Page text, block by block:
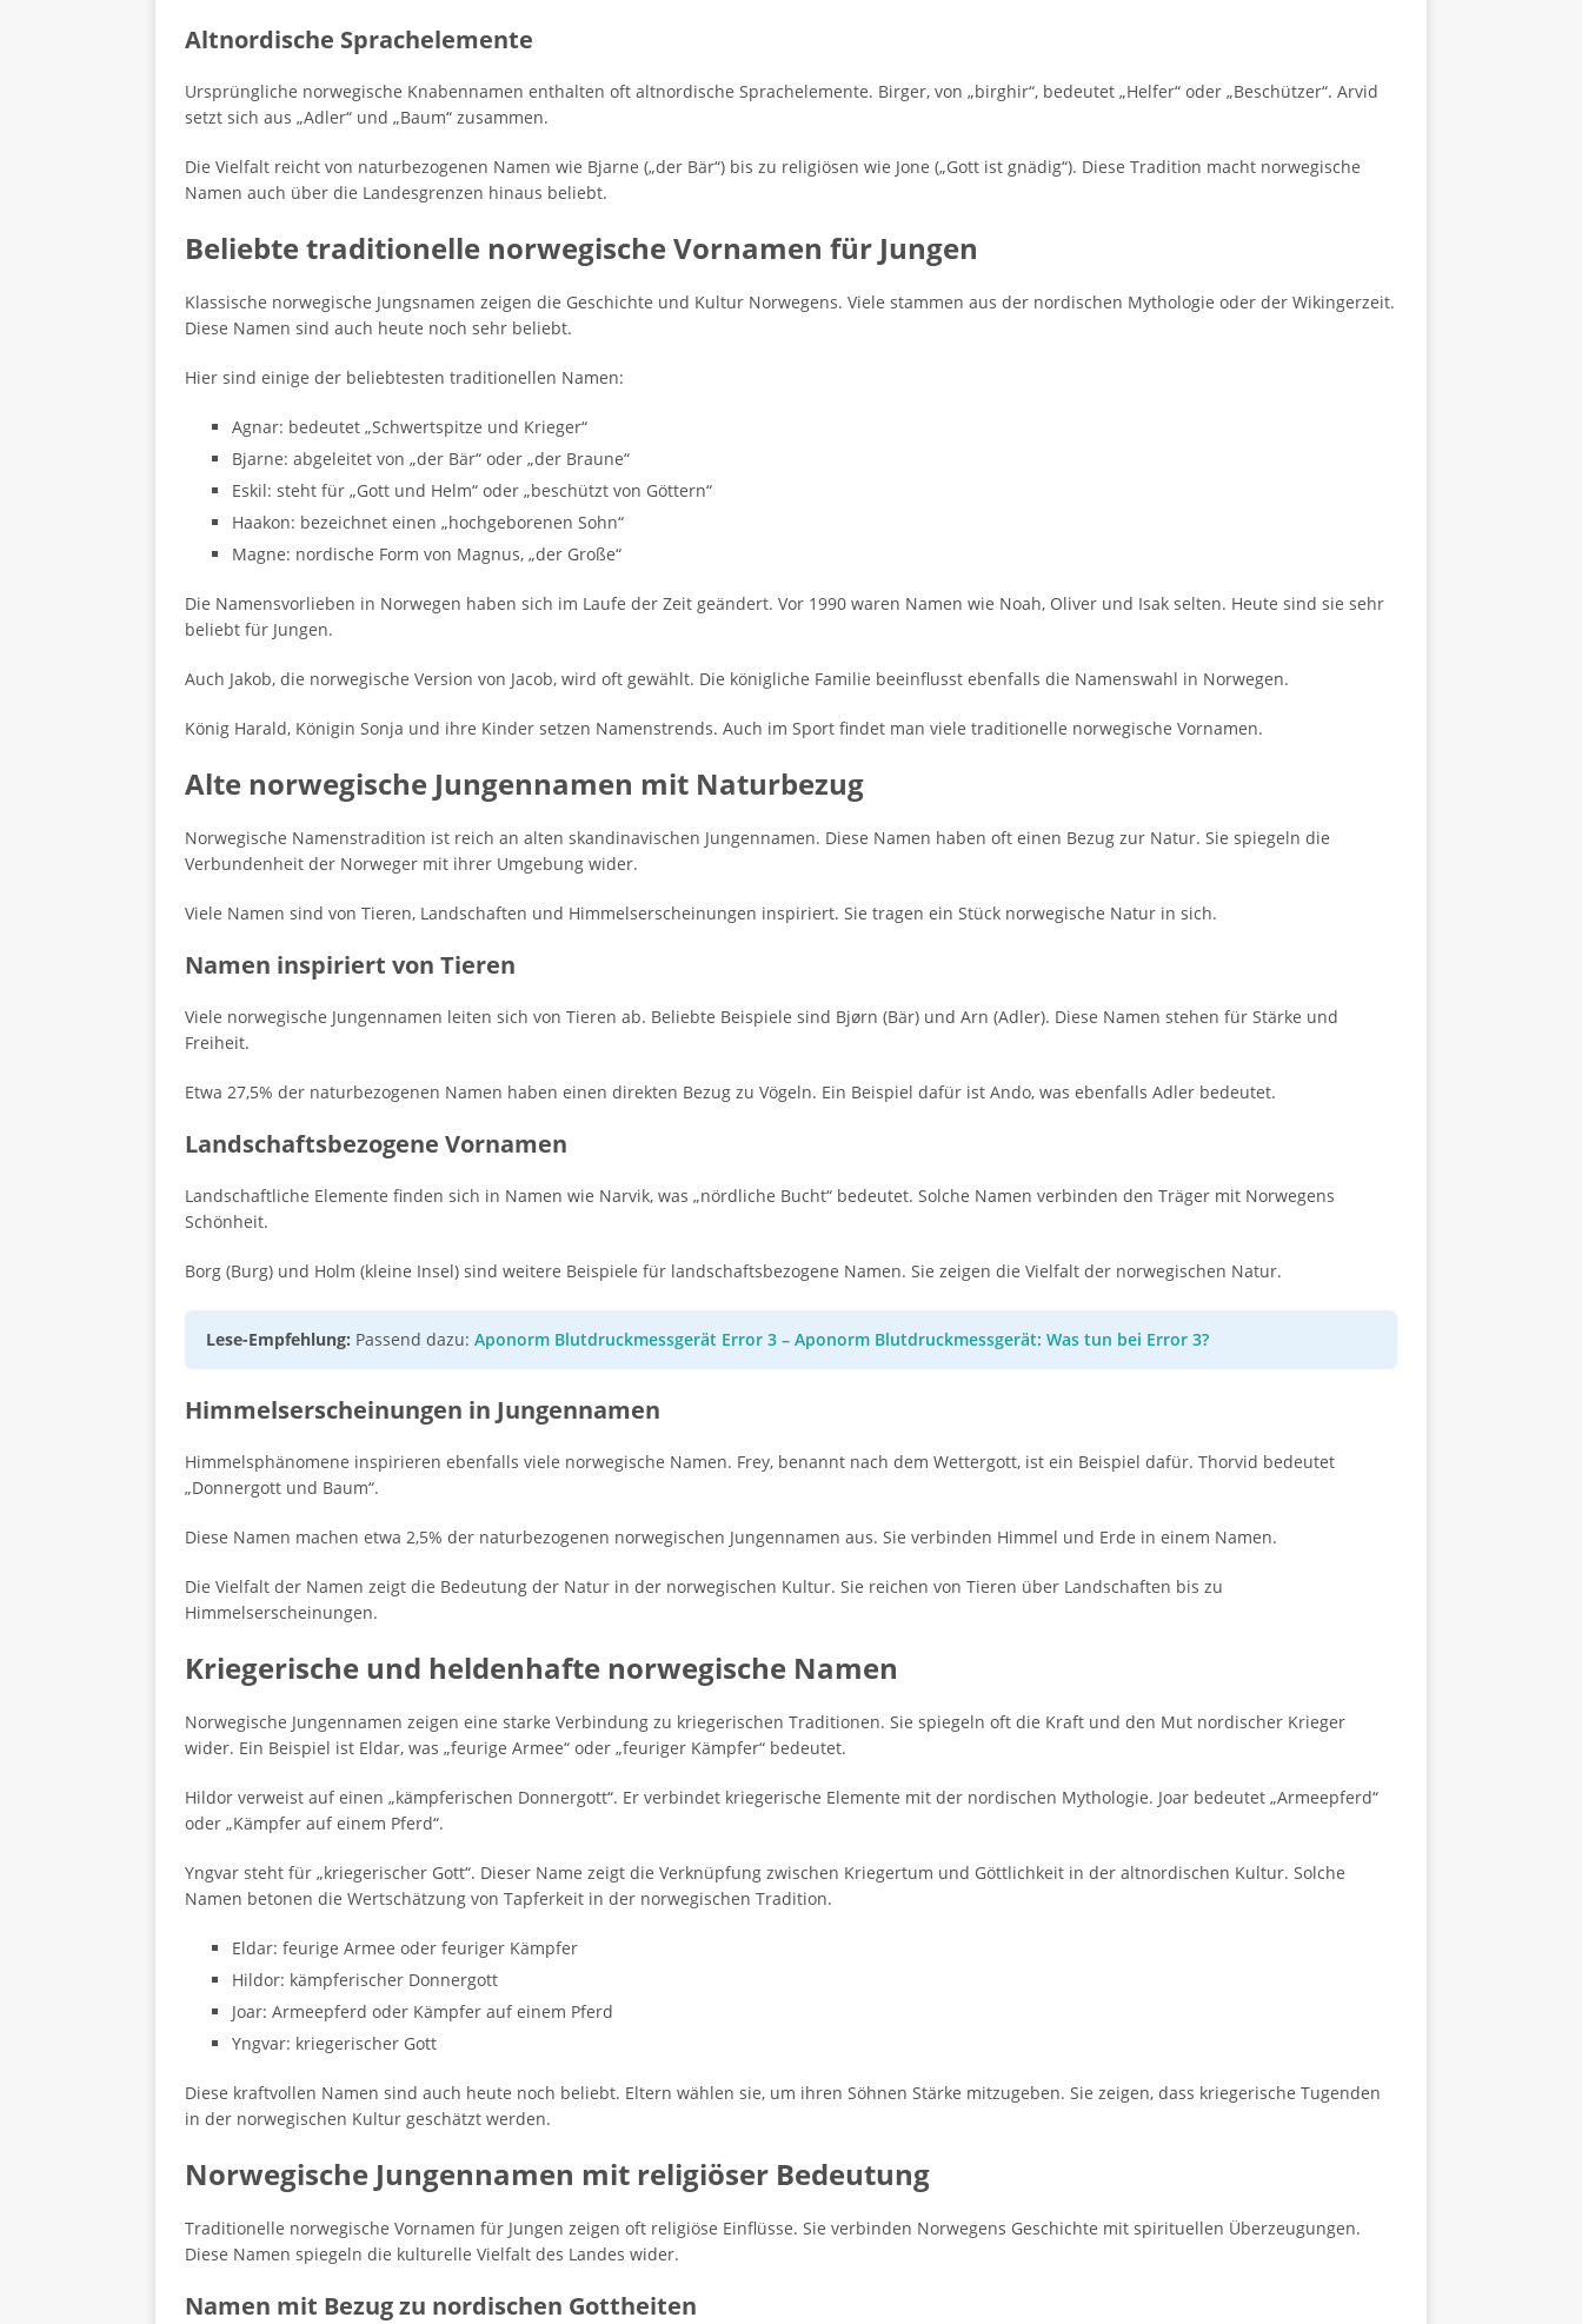
Altnordische Sprachelemente
Ursprüngliche norwegische Knabennamen enthalten oft altnordische Sprachelemente. Birger, von „birghir“, bedeutet „Helfer“ oder „Beschützer“. Arvid
setzt sich aus „Adler“ und „Baum“ zusammen.
Die Vielfalt reicht von naturbezogenen Namen wie Bjarne („der Bär“) bis zu religiösen wie Jone („Gott ist gnädig“). Diese Tradition macht norwegische
Namen auch über die Landesgrenzen hinaus beliebt.
Beliebte traditionelle norwegische Vornamen für Jungen
Klassische norwegische Jungsnamen zeigen die Geschichte und Kultur Norwegens. Viele stammen aus der nordischen Mythologie oder der Wikingerzeit.
Diese Namen sind auch heute noch sehr beliebt.
Hier sind einige der beliebtesten traditionellen Namen:
Agnar: bedeutet „Schwertspitze und Krieger“
Bjarne: abgeleitet von „der Bär“ oder „der Braune“
Eskil: steht für „Gott und Helm“ oder „beschützt von Göttern“
Haakon: bezeichnet einen „hochgeborenen Sohn“
Magne: nordische Form von Magnus, „der Große“
Die Namensvorlieben in Norwegen haben sich im Laufe der Zeit geändert. Vor 1990 waren Namen wie Noah, Oliver und Isak selten. Heute sind sie sehr
beliebt für Jungen.
Auch Jakob, die norwegische Version von Jacob, wird oft gewählt. Die königliche Familie beeinflusst ebenfalls die Namenswahl in Norwegen.
König Harald, Königin Sonja und ihre Kinder setzen Namenstrends. Auch im Sport findet man viele traditionelle norwegische Vornamen.
Alte norwegische Jungennamen mit Naturbezug
Norwegische Namenstradition ist reich an alten skandinavischen Jungennamen. Diese Namen haben oft einen Bezug zur Natur. Sie spiegeln die
Verbundenheit der Norweger mit ihrer Umgebung wider.
Viele Namen sind von Tieren, Landschaften und Himmelserscheinungen inspiriert. Sie tragen ein Stück norwegische Natur in sich.
Namen inspiriert von Tieren
Viele norwegische Jungennamen leiten sich von Tieren ab. Beliebte Beispiele sind Bjørn (Bär) und Arn (Adler). Diese Namen stehen für Stärke und
Freiheit.
Etwa 27,5% der naturbezogenen Namen haben einen direkten Bezug zu Vögeln. Ein Beispiel dafür ist Ando, was ebenfalls Adler bedeutet.
Landschaftsbezogene Vornamen
Landschaftliche Elemente finden sich in Namen wie Narvik, was „nördliche Bucht“ bedeutet. Solche Namen verbinden den Träger mit Norwegens
Schönheit.
Borg (Burg) und Holm (kleine Insel) sind weitere Beispiele für landschaftsbezogene Namen. Sie zeigen die Vielfalt der norwegischen Natur.
Lese-Empfehlung: Passend dazu: Aponorm Blutdruckmessgerät Error 3 – Aponorm Blutdruckmessgerät: Was tun bei Error 3?
Himmelserscheinungen in Jungennamen
Himmelsphänomene inspirieren ebenfalls viele norwegische Namen. Frey, benannt nach dem Wettergott, ist ein Beispiel dafür. Thorvid bedeutet
„Donnergott und Baum“.
Diese Namen machen etwa 2,5% der naturbezogenen norwegischen Jungennamen aus. Sie verbinden Himmel und Erde in einem Namen.
Die Vielfalt der Namen zeigt die Bedeutung der Natur in der norwegischen Kultur. Sie reichen von Tieren über Landschaften bis zu
Himmelserscheinungen.
Kriegerische und heldenhafte norwegische Namen
Norwegische Jungennamen zeigen eine starke Verbindung zu kriegerischen Traditionen. Sie spiegeln oft die Kraft und den Mut nordischer Krieger
wider. Ein Beispiel ist Eldar, was „feurige Armee“ oder „feuriger Kämpfer“ bedeutet.
Hildor verweist auf einen „kämpferischen Donnergott“. Er verbindet kriegerische Elemente mit der nordischen Mythologie. Joar bedeutet „Armeepferd“
oder „Kämpfer auf einem Pferd“.
Yngvar steht für „kriegerischer Gott“. Dieser Name zeigt die Verknüpfung zwischen Kriegertum und Göttlichkeit in der altnordischen Kultur. Solche
Namen betonen die Wertschätzung von Tapferkeit in der norwegischen Tradition.
Eldar: feurige Armee oder feuriger Kämpfer
Hildor: kämpferischer Donnergott
Joar: Armeepferd oder Kämpfer auf einem Pferd
Yngvar: kriegerischer Gott
Diese kraftvollen Namen sind auch heute noch beliebt. Eltern wählen sie, um ihren Söhnen Stärke mitzugeben. Sie zeigen, dass kriegerische Tugenden
in der norwegischen Kultur geschätzt werden.
Norwegische Jungennamen mit religiöser Bedeutung
Traditionelle norwegische Vornamen für Jungen zeigen oft religiöse Einflüsse. Sie verbinden Norwegens Geschichte mit spirituellen Überzeugungen.
Diese Namen spiegeln die kulturelle Vielfalt des Landes wider.
Namen mit Bezug zu nordischen Gottheiten